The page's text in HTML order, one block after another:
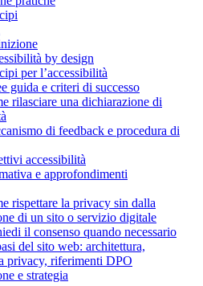
by design
per l’accessibilità
guida e criteri di successo
rilasciare una dichiarazione di
di feedback e procedura di
accessibilità
e approfondimenti
rispettare la privacy sin dalla
di un sito o servizio digitale
il consenso quando necessario
del sito web: architettura,
privacy, riferimenti DPO
e strategia